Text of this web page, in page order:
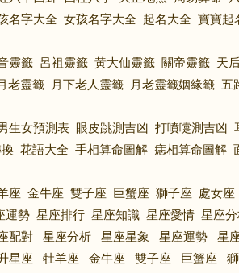
名字大全 女孩名字大全 起名大全 寶寶起
靈籤 呂祖靈籤 黃大仙靈籤 關帝靈籤 天
老靈籤 月下老人靈籤 月老靈籤姻緣籤 五
生女預測表 眼皮跳測吉凶 打噴嚏測吉凶
花語大全 手相算命圖解 痣相算命圖解
座 金牛座 雙子座 巨蟹座 獅子座 處女座
運勢 星座排行 星座知識 星座愛情 星座
配對 星座分析 星座星象 星座運勢 星
星座 牡羊座 金牛座 雙子座 巨蟹座